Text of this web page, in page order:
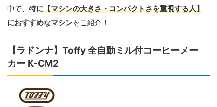
中で、 特に【マシンの大きさ・コンパクトさを重視する人】
におすすめなマシンをご紹介！
【ラドンナ】Toffy 全自動ミル付コーヒーメー
カー K-CM2